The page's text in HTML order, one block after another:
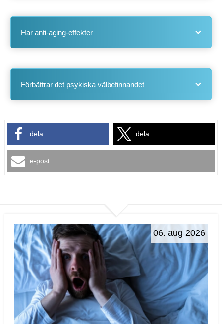
Har anti-aging-effekter
Förbättrar det psykiska välbefinnandet
dela dela
e-post
06. aug 2026